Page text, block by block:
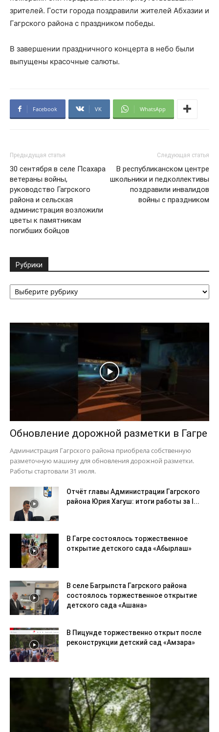
зрителей. Гости города поздравили жителей Абхазии и
Гагрского района с праздником победы.
В завершении праздничного концерта в небо были
выпущены красочные салюты.
Facebook VK WhatsApp
Предыдущая статья
30 сентября в селе Псахара
ветераны войны,
руководство Гагрского
района и сельская
администрация возложили
цветы к памятникам
погибших бойцов
Следующая статья
В республиканском центре
школьники и педколлективы
поздравили инвалидов
войны с праздником
Рубрики
Рубрики
Обновление дорожной разметки в Гагре
Администрация Гагрского района приобрела собственную
разметочную машину для обновления дорожной разметки.
Работы стартовали 31 июля.
Отчёт главы Администрации Гагрского
района Юрия Хагуш: итоги работы за I...
В Гагре состоялось торжественное
открытие детского сада «Абырлаш»
В селе Багрыпста Гагрского района
состоялось торжественное открытие
детского сада «Ашана»
В Пицунде торжественно открыт после
реконструкции детский сад «Амзара»